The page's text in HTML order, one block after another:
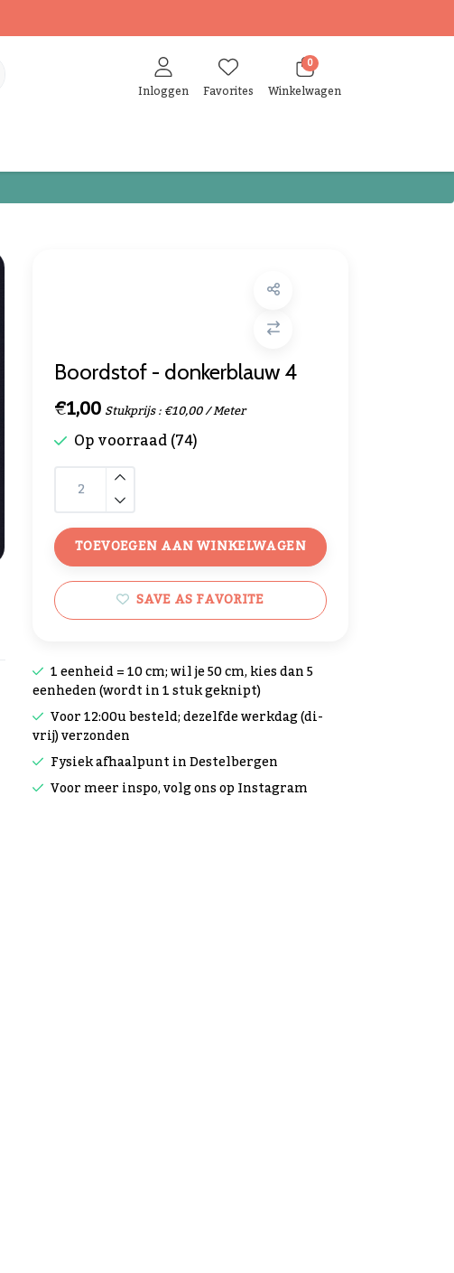
Inloggen Favorites
0
Winkelwagen
Boordstof - donkerblauw 4
€1,00Stukprijs : €10,00 / Meter
Op voorraad (74)
TOEVOEGEN AAN WINKELWAGEN
SAVE AS FAVORITE
1 eenheid = 10 cm; wil je 50 cm, kies dan 5
eenheden (wordt in 1 stuk geknipt)
Voor 12:00u besteld; dezelfde werkdag (di-
vrij) verzonden
Fysiek afhaalpunt in Destelbergen
Voor meer inspo, volg ons op Instagram